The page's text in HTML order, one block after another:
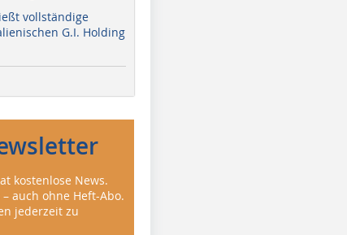
vollständige
G.I. Holding
kostenlose News.
auch ohne Heft-Abo.
jederzeit zu